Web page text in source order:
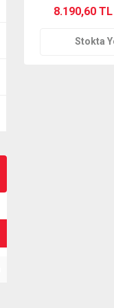
8.190,60
Stokta